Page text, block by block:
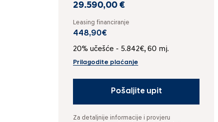
29.590,00 €
Leasing financiranje
448,90€
20% učešće - 5.842€, 60 mj.
Prilagodite plaćanje
Pošaljite upit
Za detaljnije informacije i provjeru